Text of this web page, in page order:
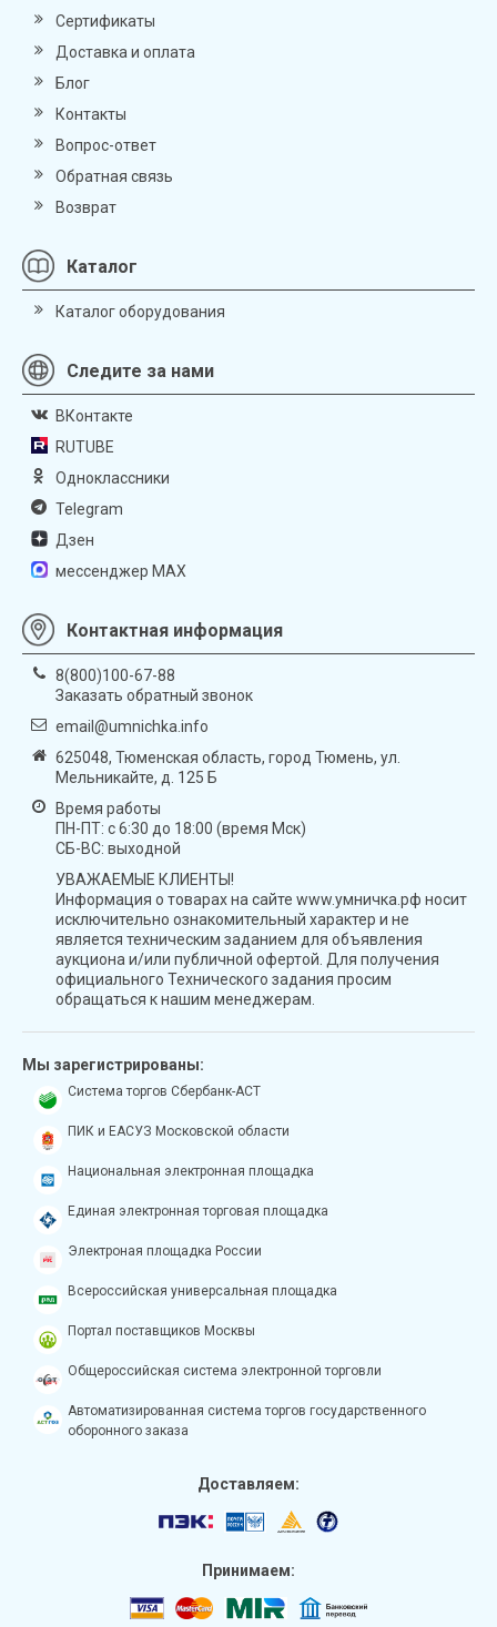
Сертификаты
Доставка и оплата
Блог
Контакты
Вопрос-ответ
Обратная связь
Возврат
Каталог
Каталог оборудования
Следите за нами
ВКонтакте
RUTUBE
Одноклассники
Telegram
Дзен
мессенджер MAX
Контактная информация
8(800)100-67-88
Заказать обратный звонок
email@umnichka.info
625048, Тюменская область, город Тюмень, ул.
Мельникайте, д. 125 Б
Время работы
ПН-ПТ: с 6:30 до 18:00 (время Мск)
СБ-ВС: выходной
УВАЖАЕМЫЕ КЛИЕНТЫ!
Информация о товарах на сайте www.умничка.рф носит
исключительно ознакомительный характер и не
является техническим заданием для объявления
аукциона и/или публичной офертой. Для получения
официального Технического задания просим
обращаться к нашим менеджерам.
Мы зарегистрированы:
Система торгов Сбербанк-АСТ
ПИК и ЕАСУЗ Московской области
Национальная электронная площадка
Единая электронная торговая площадка
Электроная площадка России
Всероссийская универсальная площадка
Портал поставщиков Москвы
Общероссийская система электронной торговли
Автоматизированная система торгов государственного
оборонного заказа
Доставляем:
Принимаем: